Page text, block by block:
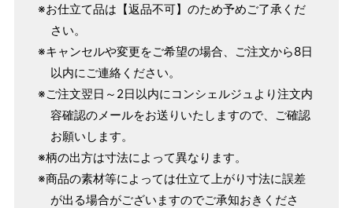
4尺4寸5分
1 寸法は鯨尺（くじらじゃく）寸法です。もともと鯨のひげ
で作られた道具で測っていたので鯨尺と言います。
単位：１尺＝約38cm １寸＝約3.8cm １分＝約0.38cm
2 鯨尺寸法となりますので上表の cm はおおよその長さとな
ります。
3 反物の巾により表記の裄のサイズが出ない場合がございま
す。その際は、目一杯での寸法とさせていただきます。
※お仕立て品は【返品不可】のため予めご了承くだ
さい。
※キャンセルや変更をご希望の場合、ご注文から8日
以内にご連絡ください。
※ご注文翌日～2日以内にコンシェルジュより注文内
容確認のメールをお送りいたしますので、ご確認
お願いします。
※柄の出方は寸法によって異なります。
※商品の素材等によっては仕立て上がり寸法に誤差
が出る場合がございますのでご承知おきくださ